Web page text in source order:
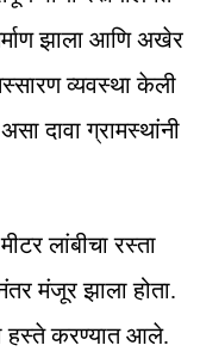
झाला आणि अखेर
व्यवस्था केली
दावा ग्रामस्थांनी
लांबीचा रस्ता
मंजूर झाला होता.
हस्ते करण्यात आले.